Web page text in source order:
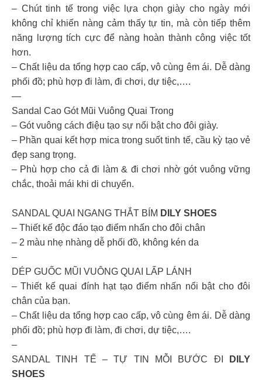
– Chút tinh tế trong việc lựa chọn giày cho ngày mới
không chỉ khiến nàng cảm thấy tự tin, mà còn tiếp thêm
năng lượng tích cực để nàng hoàn thành công việc tốt
hơn.
– Chất liệu da tổng hợp cao cấp, vô cùng êm ái. Dễ dàng
phối đồ; phù hợp đi làm, đi chơi, dự tiệc,….
—
Sandal Cao Gót Mũi Vuông Quai Trong
– Gót vuông cách điệu tạo sự nổi bật cho đôi giày.
– Phần quai kết hợp mica trong suốt tinh tế, cầu kỳ tạo vẻ
đẹp sang trọng.
– Phù hợp cho cả đi làm & đi chơi nhờ gót vuông vững
chắc, thoải mái khi di chuyển.
SANDAL QUAI NGANG THẮT BÍM DILY SHOES
– Thiết kế độc đáo tạo điểm nhấn cho đôi chân
– 2 màu nhẹ nhàng dễ phối đồ, không kén da
–
DÉP GUỐC MŨI VUÔNG QUAI LẤP LÁNH
– Thiết kế quai đính hạt tạo điểm nhấn nổi bật cho đôi
chân của bạn.
– Chất liệu da tổng hợp cao cấp, vô cùng êm ái. Dễ dàng
phối đồ; phù hợp đi làm, đi chơi, dự tiệc,….
–
SANDAL TINH TẾ – TỰ TIN MỖI BƯỚC ĐI
DILY
SHOES